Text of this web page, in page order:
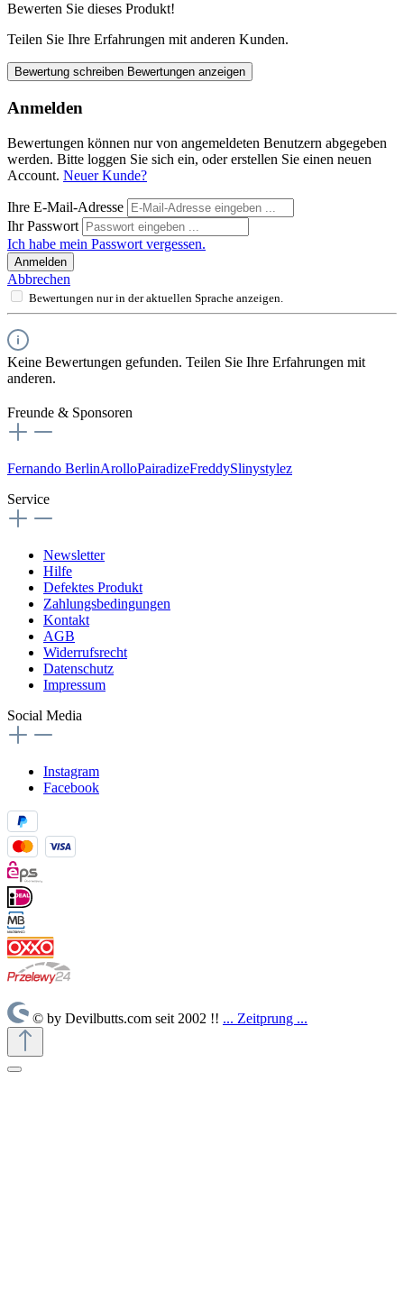
Bewerten Sie dieses Produkt!
Teilen Sie Ihre Erfahrungen mit anderen Kunden.
Bewertung schreiben Bewertungen anzeigen
Anmelden
Bewertungen können nur von angemeldeten Benutzern abgegeben
werden. Bitte loggen Sie sich ein, oder erstellen Sie einen neuen
Account. Neuer Kunde?
Ihre E-Mail-Adresse
Ihr Passwort
Ich habe mein Passwort vergessen.
Anmelden
Abbrechen
Bewertungen nur in der aktuellen Sprache anzeigen.
Keine Bewertungen gefunden. Teilen Sie Ihre Erfahrungen mit
anderen.
Freunde & Sponsoren
Fernando BerlinArolloPairadizeFreddySlinystylez
Service
Newsletter
Hilfe
Defektes Produkt
Zahlungsbedingungen
Kontakt
AGB
Widerrufsrecht
Datenschutz
Impressum
Social Media
Instagram
Facebook
© by Devilbutts.com seit 2002 !! ... Zeitprung ...